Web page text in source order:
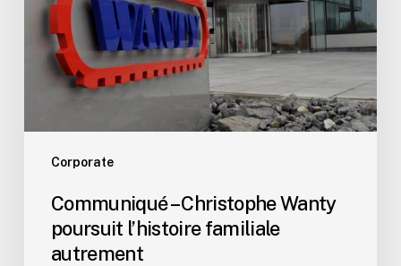
Corporate
l’histoire
familiale
autrement
Communiqué – Christophe Wanty
poursuit l’histoire familiale
autrement